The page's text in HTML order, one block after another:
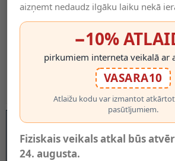
aizņemt nedaudz ilgāku laiku nekā
−10%
pirkumiem interneta veikalā ar
VASARA10
Atlaižu kodu var izmantot
pasūtījumiem.
Fiziskais veikals atkal būs
24. augusta.